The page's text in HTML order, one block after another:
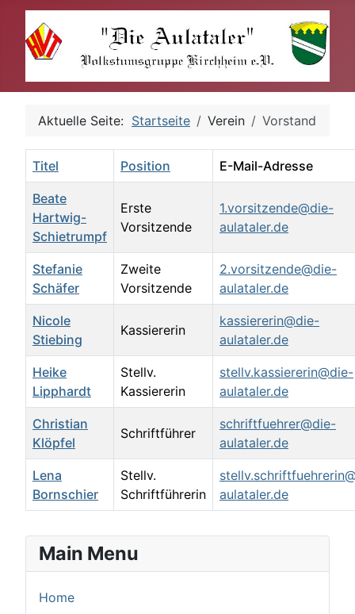
Aktuelle Seite: Startseite Verein Vorstand
Titel Position E-Mail-Adresse
Beate
Hartwig-
Schietrumpf
Erste
Vorsitzende
1.vorsitzende@die-
aulataler.de
Stefanie
Schäfer
Zweite
Vorsitzende
2.vorsitzende@die-
aulataler.de
Nicole
Stiebing
Kassiererin
kassiererin@die-
aulataler.de
Heike
Lipphardt
Stellv.
Kassiererin
stellv.kassiererin@die-
aulataler.de
Christian
Klöpfel
Schriftführer
schriftfuehrer@die-
aulataler.de
Lena
Bornschier
Stellv.
Schriftführerin
aulataler.de
Main Menu
Home